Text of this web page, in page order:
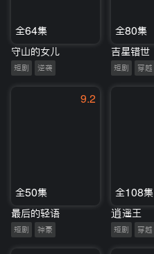
全64集
守山的女儿
短剧 逆袭
全80集
吉星错世
短剧 穿越
9.2
全50集
最后的轻语
短剧 神豪
全108集
逍遥王
短剧 穿越